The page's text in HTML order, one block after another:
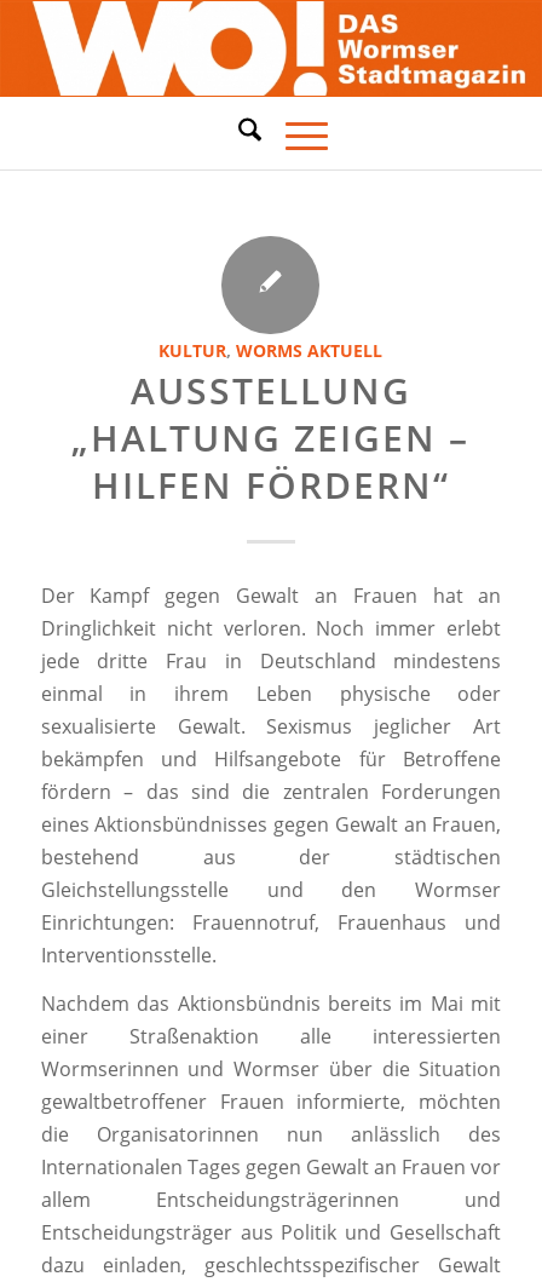
KULTUR,WORMS AKTUELL
AUSSTELLUNG
„HALTUNG ZEIGEN –
HILFEN FÖRDERN“
Der Kampf gegen Gewalt an Frauen hat an
Dringlichkeit nicht verloren. Noch immer erlebt
jede dritte Frau in Deutschland mindestens
einmal in ihrem Leben physische oder
sexualisierte Gewalt. Sexismus jeglicher Art
bekämpfen und Hilfsangebote für Betroffene
fördern – das sind die zentralen Forderungen
eines Aktionsbündnisses gegen Gewalt an Frauen,
bestehend aus der städtischen
Gleichstellungsstelle und den Wormser
Einrichtungen: Frauennotruf, Frauenhaus und
Interventionsstelle.
Nachdem das Aktionsbündnis bereits im Mai mit
einer Straßenaktion alle interessierten
Wormserinnen und Wormser über die Situation
gewaltbetroffener Frauen informierte, möchten
die Organisatorinnen nun anlässlich des
Internationalen Tages gegen Gewalt an Frauen vor
allem Entscheidungsträgerinnen und
Entscheidungsträger aus Politik und Gesellschaft
dazu einladen, geschlechtsspezifischer Gewalt